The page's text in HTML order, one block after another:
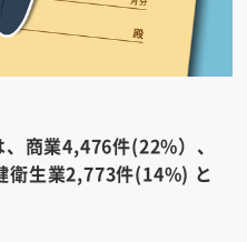
商業4,476件(22%）、
衛生業2,773件(14%) と